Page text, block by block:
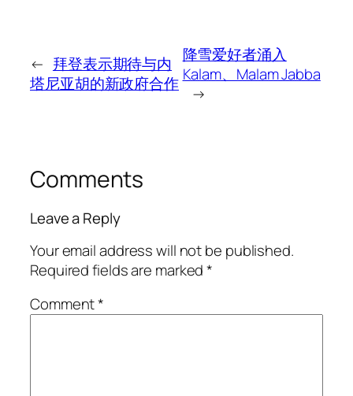
← 拜登表示期待与内
塔尼亚胡的新政府合作
降雪爱好者涌入
Kalam、Malam Jabba
→
Comments
Leave a Reply
Your email address will not be published.
Required fields are marked*
Comment*